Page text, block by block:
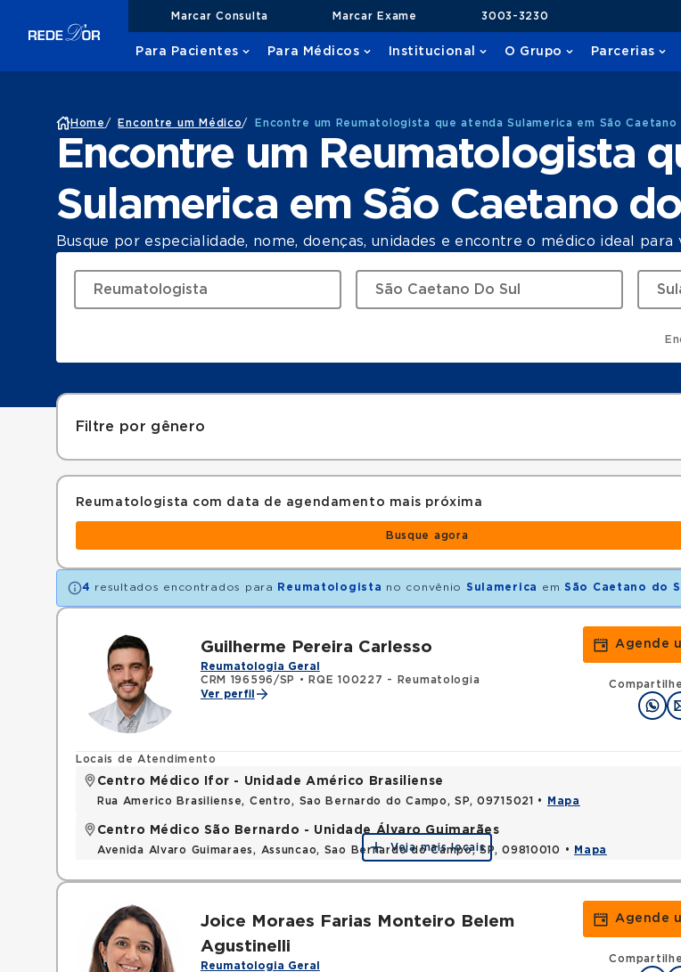
Marcar Consulta Marcar Exame 3003-3230
Para Pacientes Para Médicos Institucional O Grupo Parcerias
Home / Encontre um Médico/ Encontre um Reumatologista que atenda Sulamerica em São Caetano
Encontre um Reumatologista
Sulamerica em São Caetano do
Busque por especialidade, nome, doenças, unidades e encontre o médico ideal para
Filtre por gênero
Reumatologista com data de agendamento mais próxima
Busque agora
4 resultados encontrados para Reumatologista no convênio Sulamerica em São Caetano do
Guilherme Pereira Carlesso
Reumatologia Geral
CRM 196596/SP
•
RQE 100227 - Reumatologia
Ver perfil
Agende
Locais de Atendimento
Centro Médico Ifor - Unidade Américo Brasiliense
Rua Americo Brasiliense, Centro, Sao Bernardo do Campo, SP, 09715021 • Mapa
Centro Médico São Bernardo - Unidade Álvaro Guimarães
Avenida Alvaro Guimaraes, Assuncao, Sao Bernardo do Campo, SP, 09810010 • Mapa
Veja mais locais
Joice Moraes Farias Monteiro Belem
Agustinelli
Reumatologia Geral
Agende